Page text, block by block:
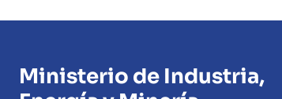
Ministerio de Industria,